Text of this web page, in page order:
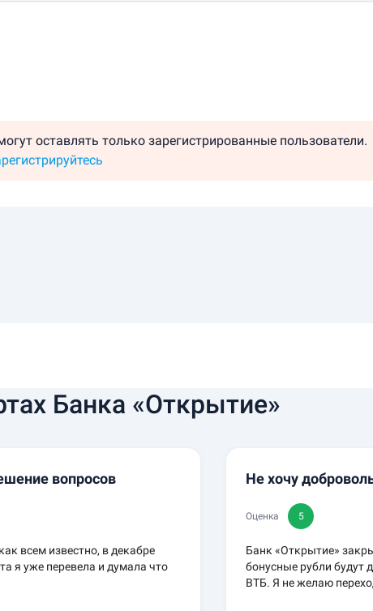
оставлять только зарегистрированные пользователи.
Банка «Открытие»
вопросов
всем известно, в декабре
я уже перевела и думала что
Не хочу
Оценка 5
Банк «Открытие»
бонусные рубли будут
ВТБ. Я не желаю